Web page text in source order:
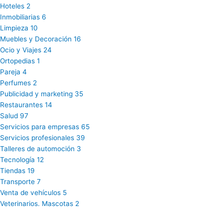
Hoteles 2
Inmobiliarias 6
Limpieza 10
Muebles y Decoración 16
Ocio y Viajes 24
Ortopedias 1
Pareja 4
Perfumes 2
Publicidad y marketing 35
Restaurantes 14
Salud 97
Servicios para empresas 65
Servicios profesionales 39
Talleres de automoción 3
Tecnología 12
Tiendas 19
Transporte 7
Venta de vehículos 5
Veterinarios. Mascotas 2